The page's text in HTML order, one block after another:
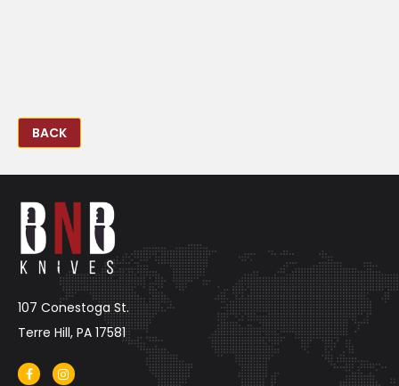
BACK
107 Conestoga St.
Terre Hill, PA 17581